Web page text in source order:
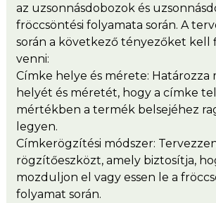
az uzsonnásdobozok és
fröccsöntési folyamata során. A
során a következő tényezőket kell
venni:
Címke helye és mérete: Határozza
helyét és méretét, hogy a címke
mértékben a termék belsejéhez
legyen.
Címkerögzítési módszer:
rögzítőeszközt, amely biztosítja,
mozduljon el vagy essen le a
folyamat során.